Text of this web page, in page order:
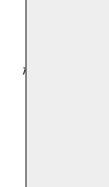
• 化解小
• 转化不
概率
• 赦旧业
• 强化事
• 出门遇